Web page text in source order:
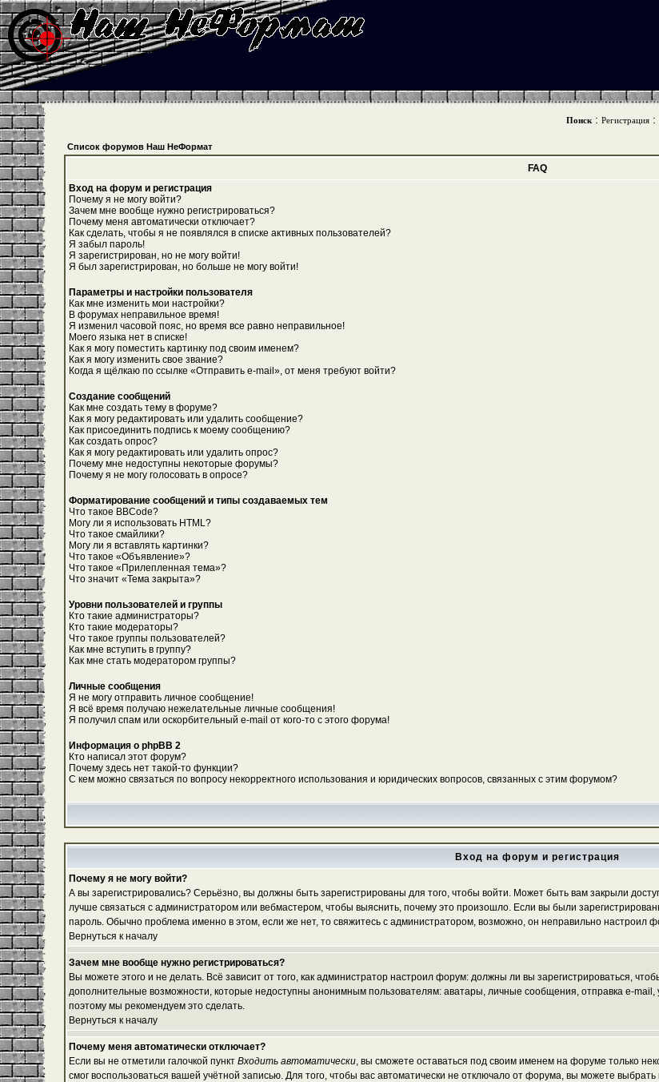
Поиск: Регистрация:
Список форумов Наш НеФормат
FAQ
Вход на форум и регистрация
Почему я не могу войти?
Зачем мне вообще нужно регистрироваться?
Почему меня автоматически отключает?
Как сделать, чтобы я не появлялся в списке активных пользователей?
Я забыл пароль!
Я зарегистрирован, но не могу войти!
Я был зарегистрирован, но больше не могу войти!
Параметры и настройки пользователя
Как мне изменить мои настройки?
В форумах неправильное время!
Я изменил часовой пояс, но время все равно неправильное!
Моего языка нет в списке!
Как я могу поместить картинку под своим именем?
Как я могу изменить свое звание?
Когда я щёлкаю по ссылке «Отправить e-mail», от меня требуют войти?
Создание сообщений
Как мне создать тему в форуме?
Как я могу редактировать или удалить сообщение?
Как присоединить подпись к моему сообщению?
Как создать опрос?
Как я могу редактировать или удалить опрос?
Почему мне недоступны некоторые форумы?
Почему я не могу голосовать в опросе?
Форматирование сообщений и типы создаваемых тем
Что такое BBCode?
Могу ли я использовать HTML?
Что такое смайлики?
Могу ли я вставлять картинки?
Что такое «Объявление»?
Что такое «Прилепленная тема»?
Что значит «Тема закрыта»?
Уровни пользователей и группы
Кто такие администраторы?
Кто такие модераторы?
Что такое группы пользователей?
Как мне вступить в группу?
Как мне стать модератором группы?
Личные сообщения
Я не могу отправить личное сообщение!
Я всё время получаю нежелательные личные сообщения!
Я получил спам или оскорбительный e-mail от кого-то с этого форума!
Информация о phpBB 2
Кто написал этот форум?
Почему здесь нет такой-то функции?
С кем можно связаться по вопросу некорректного использования и юридических вопросов, связанных с этим форумом?
Вход на форум и регистрация
Почему я не могу войти?
А вы зарегистрировались? Серьёзно, вы должны быть зарегистрированы для того, чтобы войти. Может быть вам закрыли
лучше связаться с администратором или вебмастером, чтобы выяснить, почему это произошло. Если вы были
пароль. Обычно проблема именно в этом, если же нет, то свяжитесь с администратором, возможно, он неправильно настроил
Вернуться к началу
Зачем мне вообще нужно регистрироваться?
Вы можете этого и не делать. Всё зависит от того, как администратор настроил форум: должны ли вы зарегистрироваться,
дополнительные возможности, которые недоступны анонимным пользователям: аватары, личные сообщения, отправка e-mail,
поэтому мы рекомендуем это сделать.
Вернуться к началу
Почему меня автоматически отключает?
Если вы не отметили галочкой пункт Входить автоматически, вы сможете оставаться под своим именем на форуме только
смог воспользоваться вашей учётной записью. Для того, чтобы вас автоматически не отключало от форума, вы можете выбрать